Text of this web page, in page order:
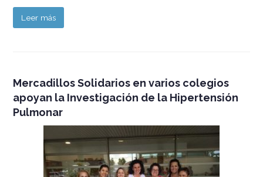
Leer más
Mercadillos Solidarios en varios colegios
apoyan la Investigación de la Hipertensión
Pulmonar